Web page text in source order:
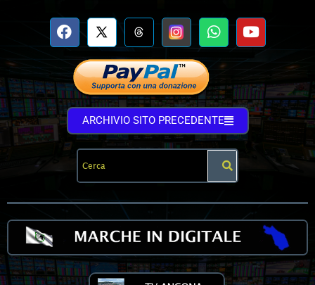
ARCHIVIO SITO PRECEDENTE